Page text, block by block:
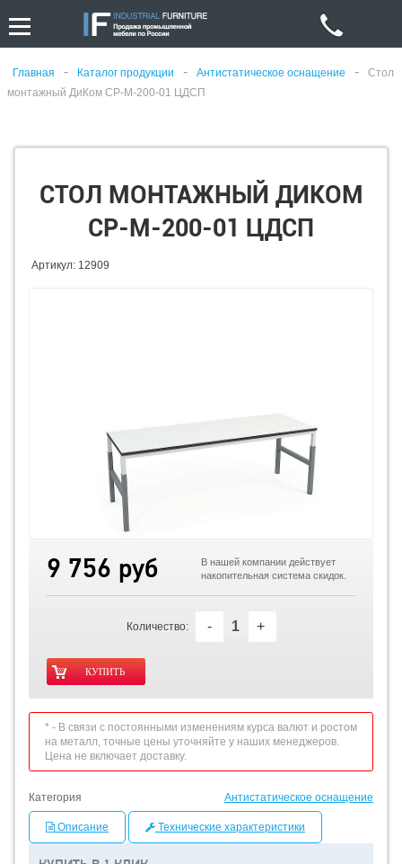
Главная - Каталог продукции - Антистатическое оснащение -
Стол
монтажный ДиКом СР-М-200-01 ЦДСП
СТОЛ МОНТАЖНЫЙ ДИКОМ
СР-М-200-01 ЦДСП
Артикул: 12909
9 756 руб
В нашей компании действует
накопительная система скидок.
Количество: - +
* - В связи с постоянными изменениям курса валют и ростом
на металл, точные цены уточняйте у наших менеджеров.
Цена не включает доставку.
Категория Антистатическое оснащение
Описание Технические характеристики